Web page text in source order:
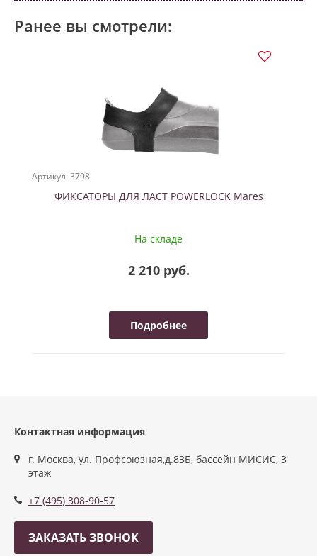
Ранее вы смотрели:
Артикул: 3798
ФИКСАТОРЫ ДЛЯ ЛАСТ POWERLOCK Mares
На складе
2 210 руб.
Подробнее
Контактная информация
г. Москва, ул. Профсоюзная,д.83Б, бассейн МИСИС, 3
этаж
+7 (495) 308-90-57
ЗАКАЗАТЬ ЗВОНОК